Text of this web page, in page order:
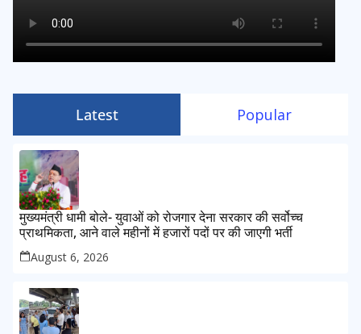
Latest Popular
मुख्यमंत्री धामी बोले- युवाओं को रोजगार देना सरकार की सर्वोच्च
प्राथमिकता, आने वाले महीनों में हजारों पदों पर की जाएगी भर्ती
August 6, 2026